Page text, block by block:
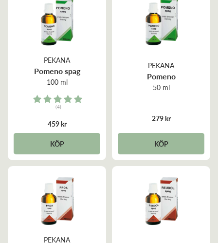
PEKANA
Pomeno spag
100 ml
Rating:
(4)
459 kr
KÖP
PEKANA
Pomeno
50 ml
279 kr
KÖP
PEKANA